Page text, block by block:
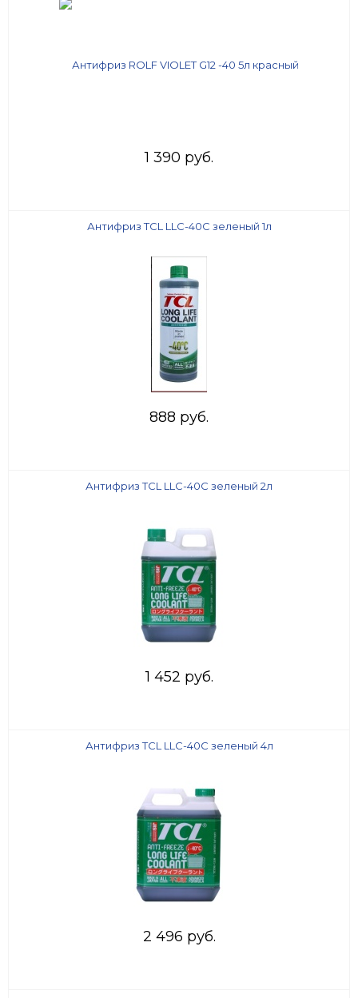
1 390 руб.
Антифриз TCL LLC-40C зеленый 1л
888 руб.
Антифриз TCL LLC-40C зеленый 2л
1 452 руб.
Антифриз TCL LLC-40C зеленый 4л
2 496 руб.